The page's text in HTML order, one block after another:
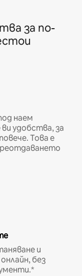
за по-
наем
удобства, за
Това е
и
без